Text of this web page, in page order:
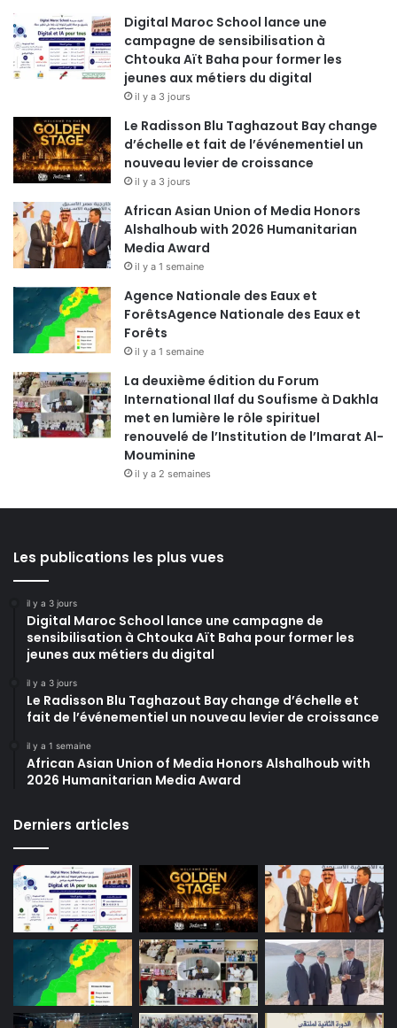
Digital Maroc School lance une
campagne de sensibilisation à
Chtouka Aït Baha pour former les
jeunes aux métiers du digital
il y a 3 jours
Le Radisson Blu Taghazout Bay change
d’échelle et fait de l’événementiel un
nouveau levier de croissance
il y a 3 jours
African Asian Union of Media Honors
Alshalhoub with 2026 Humanitarian
Media Award
il y a 1 semaine
Agence Nationale des Eaux et
ForêtsAgence Nationale des Eaux et
Forêts
il y a 1 semaine
La deuxième édition du Forum
International Ilaf du Soufisme à Dakhla
met en lumière le rôle spirituel
renouvelé de l’Institution de l’Imarat Al-
Mouminine
il y a 2 semaines
Les publications les plus vues
il y a 3 jours
Digital Maroc School lance une campagne de
sensibilisation à Chtouka Aït Baha pour former les
jeunes aux métiers du digital
il y a 3 jours
Le Radisson Blu Taghazout Bay change d’échelle et
fait de l’événementiel un nouveau levier de croissance
il y a 1 semaine
African Asian Union of Media Honors Alshalhoub with
2026 Humanitarian Media Award
Derniers articles